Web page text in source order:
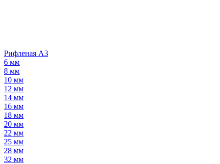
Рифленая А3
6 мм
8 мм
10 мм
12 мм
14 мм
16 мм
18 мм
20 мм
22 мм
25 мм
28 мм
32 мм